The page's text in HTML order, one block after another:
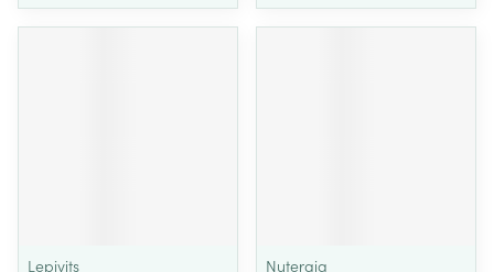
Lepivits
Nutergia